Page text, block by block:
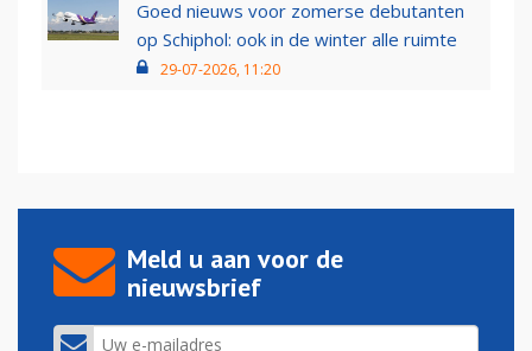
Goed nieuws voor zomerse debutanten
op Schiphol: ook in de winter alle ruimte
29-07-2026, 11:20
Meld u aan voor de
nieuwsbrief